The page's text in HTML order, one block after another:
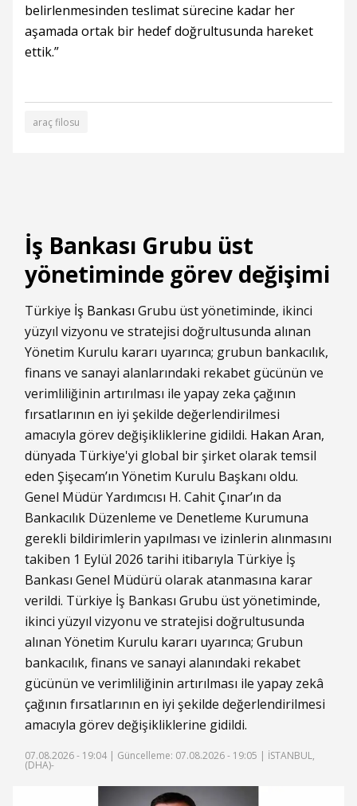
belirlenmesinden teslimat sürecine kadar her
aşamada ortak bir hedef doğrultusunda hareket
ettik.”
araç filosu
İş Bankası Grubu üst
yönetiminde görev değişimi
Türkiye İş Bankası Grubu üst yönetiminde, ikinci
yüzyıl vizyonu ve stratejisi doğrultusunda alınan
Yönetim Kurulu kararı uyarınca; grubun bankacılık,
finans ve sanayi alanlarındaki rekabet gücünün ve
verimliliğinin artırılması ile yapay zeka çağının
fırsatlarının en iyi şekilde değerlendirilmesi
amacıyla görev değişikliklerine gidildi. Hakan Aran,
dünyada Türkiye'yi global bir şirket olarak temsil
eden Şişecam’ın Yönetim Kurulu Başkanı oldu.
Genel Müdür Yardımcısı H. Cahit Çınar’ın da
Bankacılık Düzenleme ve Denetleme Kurumuna
gerekli bildirimlerin yapılması ve izinlerin alınmasını
takiben 1 Eylül 2026 tarihi itibarıyla Türkiye İş
Bankası Genel Müdürü olarak atanmasına karar
verildi. Türkiye İş Bankası Grubu üst yönetiminde,
ikinci yüzyıl vizyonu ve stratejisi doğrultusunda
alınan Yönetim Kurulu kararı uyarınca; Grubun
bankacılık, finans ve sanayi alanındaki rekabet
gücünün ve verimliliğinin artırılması ile yapay zekâ
çağının fırsatlarının en iyi şekilde değerlendirilmesi
amacıyla görev değişikliklerine gidildi.
07.08.2026 - 19:04 | Güncelleme: 07.08.2026 - 19:05 | İSTANBUL,
(DHA)-